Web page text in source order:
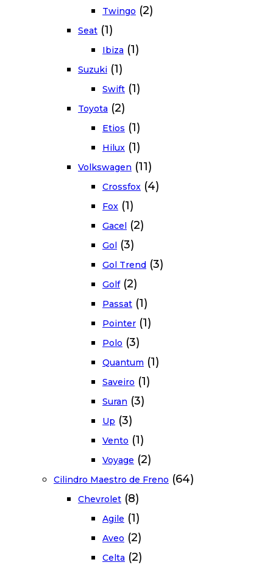
Twingo (2)
Seat (1)
Ibiza (1)
Suzuki (1)
Swift (1)
Toyota (2)
Etios (1)
Hilux (1)
Volkswagen (11)
Crossfox (4)
Fox (1)
Gacel (2)
Gol (3)
Gol Trend (3)
Golf (2)
Passat (1)
Pointer (1)
Polo (3)
Quantum (1)
Saveiro (1)
Suran (3)
Up (3)
Vento (1)
Voyage (2)
Cilindro Maestro de Freno (64)
Chevrolet (8)
Agile (1)
Aveo (2)
Celta (2)